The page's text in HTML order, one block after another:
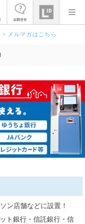
> メルマガはこちら
ン店舗などに設置！
ト銀行・信託銀行・信